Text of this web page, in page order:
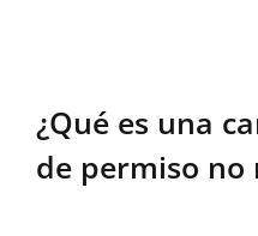
¿Qué es una
de permiso